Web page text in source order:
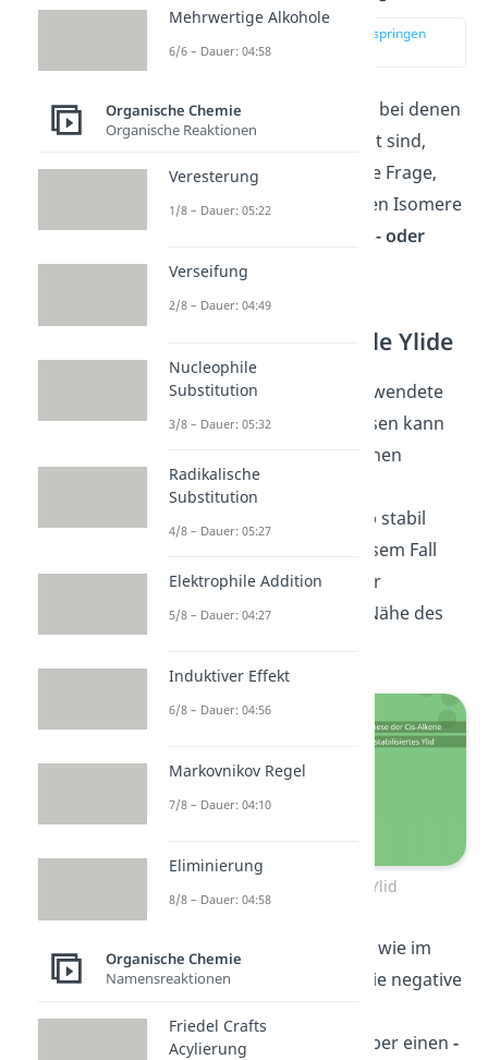
zur Stelle im Video springen
(02:28)
Wie bei vielen Reaktionen, bei denen
Doppelbindungen beteiligt sind,
stellt sich anschließend die Frage,
welches der geometrischen Isomere
Cis- oder
Transisomer
Instabile und Stabile Ylide
Dazu ist vor allem das verwendete
Ylid entscheidend. Bei diesen kann
man unterscheiden zwischen
stabilisierten
. Ob stabil
oder instabil, hängt in diesem Fall
von der Anwesenheit einer
Carbonylfunktion
in der Nähe des
Nicht stabilisiertes Ylid
Ist diese nicht vorhanden, wie im
Beispiel oben, kann sich die negative
Kohlenstoffatoms nicht über einen-
Mehrwertige Alkohole
6/6 – Dauer: 04:58
Organische Chemie
Organische Reaktionen
Veresterung
1/8 – Dauer: 05:22
Verseifung
2/8 – Dauer: 04:49
Nucleophile
Substitution
3/8 – Dauer: 05:32
Radikalische
Substitution
4/8 – Dauer: 05:27
Elektrophile Addition
5/8 – Dauer: 04:27
Induktiver Effekt
6/8 – Dauer: 04:56
Markovnikov Regel
7/8 – Dauer: 04:10
Eliminierung
8/8 – Dauer: 04:58
Organische Chemie
Namensreaktionen
Friedel Crafts
Acylierung